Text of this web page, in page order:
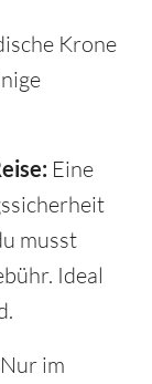
Krone
Eine
musst
Ideal
Nur im